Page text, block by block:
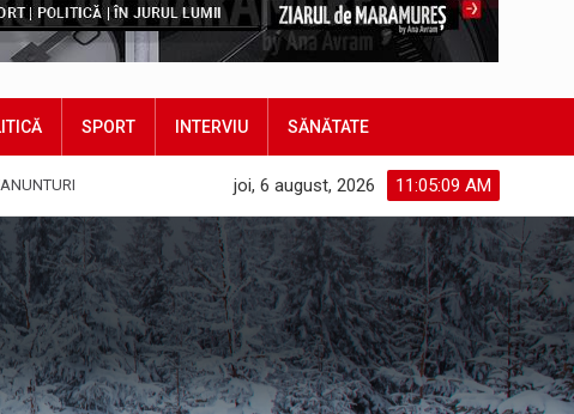
SPORT INTERVIU SĂNĂTATE
11:05:10 AM
joi, 6 august, 2026